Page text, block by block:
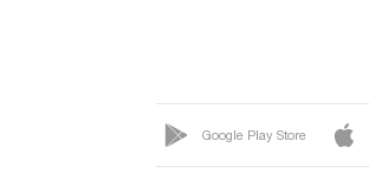
Gaziantep
Google Play Store